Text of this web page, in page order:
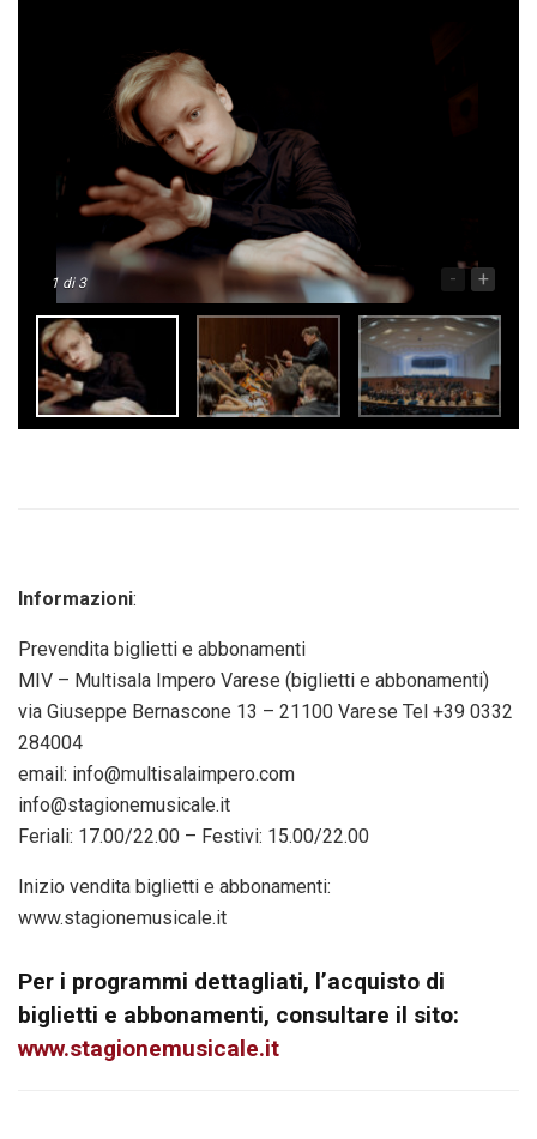
1 di 3 - +
Informazioni:
Prevendita biglietti e abbonamenti
MIV – Multisala Impero Varese (biglietti e abbonamenti)
via Giuseppe Bernascone 13 – 21100 Varese Tel +39 0332
284004
email: info@multisalaimpero.com
info@stagionemusicale.it
Feriali: 17.00/22.00 – Festivi: 15.00/22.00
Inizio vendita biglietti e abbonamenti:
www.stagionemusicale.it
Per i programmi dettagliati, l’acquisto di
biglietti e abbonamenti, consultare il sito:
www.stagionemusicale.it